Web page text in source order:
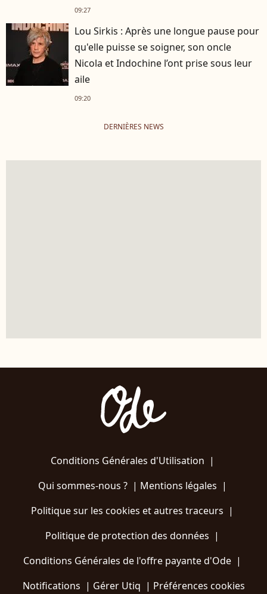
Cotillard
09:27
Lou Sirkis : Après une longue pause pour
qu'elle puisse se soigner, son oncle
Nicola et Indochine l’ont prise sous leur
aile
09:20
DERNIÈRES NEWS
Conditions Générales d'Utilisation |
Qui sommes-nous ?| Mentions légales |
Politique sur les cookies et autres traceurs |
Politique de protection des données |
Conditions Générales de l'offre payante d'Ode |
Notifications | Gérer Utiq | Préférences cookies